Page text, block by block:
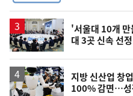
'서울대 10개
대 3곳 신속 선정
지방 신산업 창
100% 감면…성